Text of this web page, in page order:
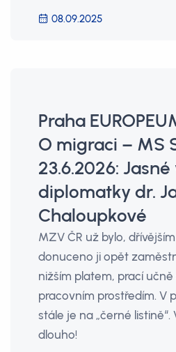
08.09.2025
Praha
O migraci – MS
23.6.2026:
diplomatky dr.
Chaloupkové
MZV ČR už bylo,
donuceno ji opět
nižším platem, prací
pracovním prostředím. V
stále je na „černé
dlouho!